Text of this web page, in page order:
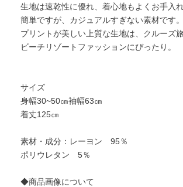
生地は速乾性に優れ、着心地もよくお手入
簡単ですが、カジュアルすぎない素材です。
プリントが美しい上質な生地は、クルーズ
ビーチリゾートファッションにぴったり。
サイズ
身幅30~50㎝袖幅63㎝
着丈125㎝
素材・成分：レーヨン 95％
ポリウレタン 5％
◆商品画像について